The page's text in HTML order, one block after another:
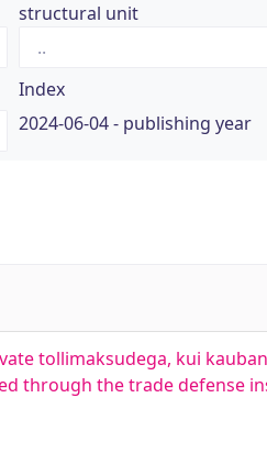
structural unit
Index
2024-06-04 - publishing year
tollimaksudega, kui
through the trade defense